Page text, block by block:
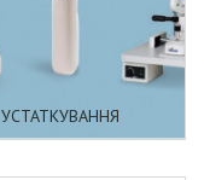
УСТАТКУВАННЯ